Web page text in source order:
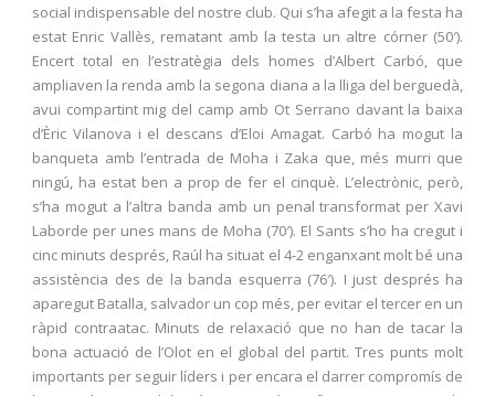
social indispensable del nostre club. Qui s’ha afegit a la festa ha
estat Enric Vallès, rematant amb la testa un altre córner (50′).
Encert total en l’estratègia dels homes d’Albert Carbó, que
ampliaven la renda amb la segona diana a la lliga del berguedà,
avui compartint mig del camp amb Ot Serrano davant la baixa
d’Èric Vilanova i el descans d’Eloi Amagat. Carbó ha mogut la
banqueta amb l’entrada de Moha i Zaka que, més murri que
ningú, ha estat ben a prop de fer el cinquè. L’electrònic, però,
s’ha mogut a l’altra banda amb un penal transformat per Xavi
Laborde per unes mans de Moha (70′). El Sants s’ho ha cregut i
cinc minuts després, Raúl ha situat el 4-2 enganxant molt bé una
assistència des de la banda esquerra (76′). I just després ha
aparegut Batalla, salvador un cop més, per evitar el tercer en un
ràpid contraatac. Minuts de relaxació que no han de tacar la
bona actuació de l’Olot en el global del partit. Tres punts molt
importants per seguir líders i per encara el darrer compromís de